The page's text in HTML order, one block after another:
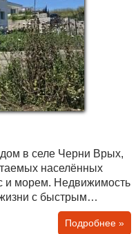
Врых,
и морем. Недвижимость
жизни с быстрым
Чёрного
Подробнее »